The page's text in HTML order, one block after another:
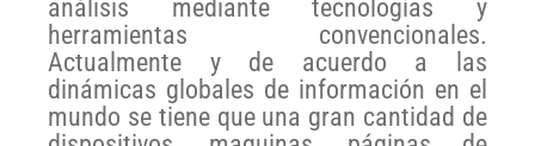
análisis mediante tecnologías y
herramientas convencionales.
Actualmente y de acuerdo a las
dinámicas globales de información en el
mundo se tiene que una gran cantidad de